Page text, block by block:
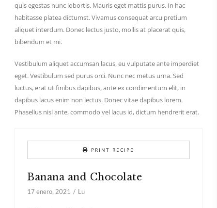
quis egestas nunc lobortis. Mauris eget mattis purus. In hac
habitasse platea dictumst. Vivamus consequat arcu pretium
aliquet interdum. Donec lectus justo, mollis at placerat quis,
bibendum et mi.
Vestibulum aliquet accumsan lacus, eu vulputate ante imperdiet
eget. Vestibulum sed purus orci. Nunc nec metus urna. Sed
luctus, erat ut finibus dapibus, ante ex condimentum elit, in
dapibus lacus enim non lectus. Donec vitae dapibus lorem.
Phasellus nisl ante, commodo vel lacus id, dictum hendrerit erat.
PRINT RECIPE
Banana and Chocolate
17 enero, 2021 Lu